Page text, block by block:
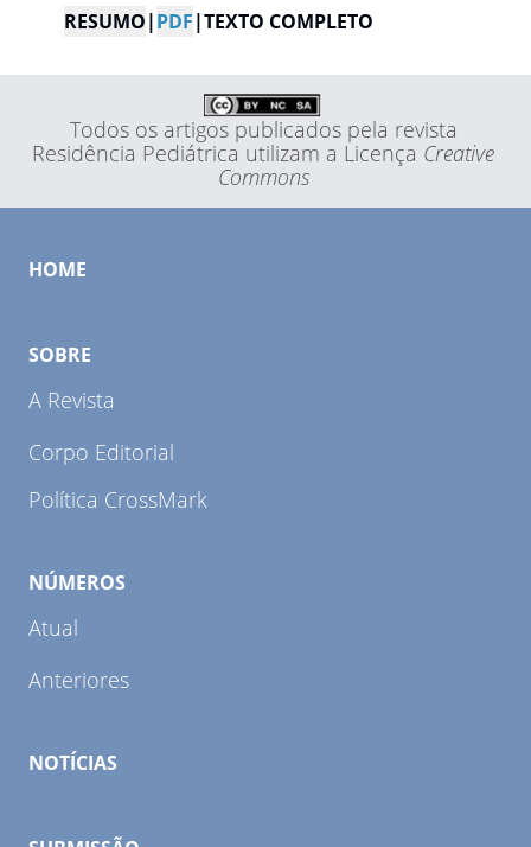
RESUMO|PDF|TEXTO COMPLETO
Todos os artigos publicados pela revista
Residência Pediátrica utilizam a Licença Creative
Commons
HOME
SOBRE
A Revista
Corpo Editorial
Política CrossMark
NÚMEROS
Atual
Anteriores
NOTÍCIAS